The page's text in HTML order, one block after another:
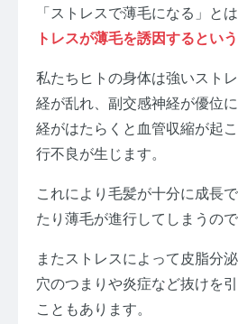
「ストレスで薄毛になる」と
トレスが薄毛を誘因するとい
私たちヒトの身体は強いスト
経が乱れ、副交感神経が優位
経がはたらくと血管収縮が起
行不良が生じます。
これにより毛髪が十分に成長
たり薄毛が進行してしまうので
またストレスによって皮脂分
穴のつまりや炎症など抜けを
こともあります。